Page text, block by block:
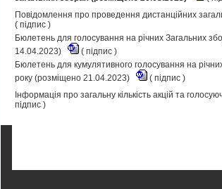
Повідомлення про проведення дистанційних
( підпис )
Бюлетень для голосування на річних Загальних
14.04.2023)
( підпис )
Бюлетень для кумулятивного голосування на
року (розміщено 21.04.2023)
( підпис )
Інформація про загальну кількість акцій та
підпис )